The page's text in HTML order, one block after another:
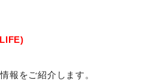
報をご紹介します。